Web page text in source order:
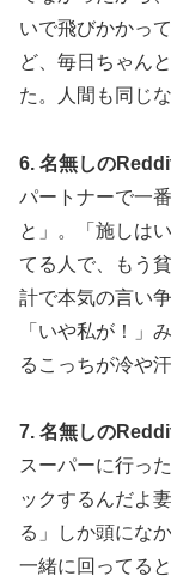
いで飛びかかっ
ど、毎日ちゃん
た。人間も同じ
6. 名無しの
パートナーで一
と」。「施しは
てる人で、もう
計で本気の言い
「いや私が！」
るこっちが冷や汗
7. 名無しの
スーパーに行っ
ックするんだよ
る」しか頭にな
一緒に回ってる